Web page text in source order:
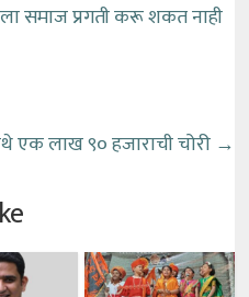
समाज प्रगती करू शकत नाही
एक लाख ९० हजाराची चोरी →